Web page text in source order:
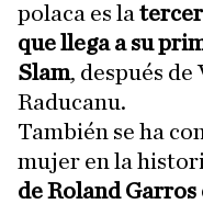
polaca es la
que llega a su
Slam, después
Raducanu.
También se ha
mujer en la
de Roland Garros